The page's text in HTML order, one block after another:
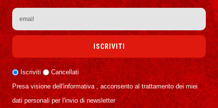
Iscriviti
Cancellati
Presa visione dell'informativa , acconsento al trattamento dei miei
dati personali per l'invio di newsletter